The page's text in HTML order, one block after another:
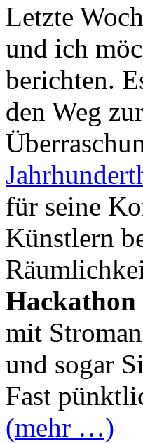
Letzte
und ich
berichten.
den Weg
für seine
Künstlern
Hackathon
mit
und sogar
Fast
(mehr …)